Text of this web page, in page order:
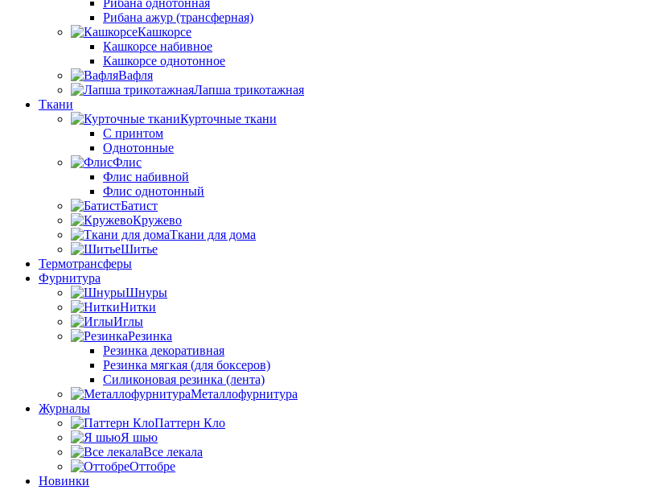
Рибана однотонная
Рибана ажур (трансферная)
Кашкорсе
Кашкорсе набивное
Кашкорсе однотонное
Вафля
Лапша трикотажная
Ткани
Курточные ткани
С принтом
Однотонные
Флис
Флис набивной
Флис однотонный
Батист
Кружево
Ткани для дома
Шитье
Термотрансферы
Фурнитура
Шнуры
Нитки
Иглы
Резинка
Резинка декоративная
Резинка мягкая (для боксеров)
Силиконовая резинка (лента)
Металлофурнитура
Журналы
Паттерн Кло
Я шью
Все лекала
Оттобре
Новинки